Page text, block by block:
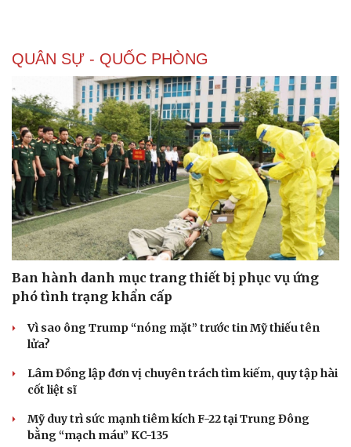
QUÂN SỰ - QUỐC PHÒNG
Ban hành danh mục trang thiết bị phục vụ ứng
phó tình trạng khẩn cấp
Vì sao ông Trump “nóng mặt” trước tin Mỹ thiếu tên
lửa?
Lâm Đồng lập đơn vị chuyên trách tìm kiếm, quy tập hài
cốt liệt sĩ
Mỹ duy trì sức mạnh tiêm kích F-22 tại Trung Đông
bằng “mạch máu” KC-135